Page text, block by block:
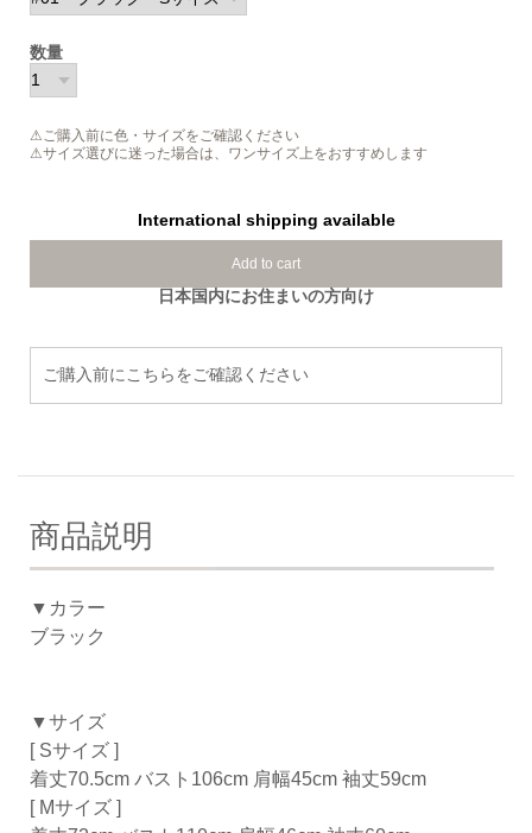
数量
⚠ご購入前に色・サイズをご確認ください
⚠サイズ選びに迷った場合は、ワンサイズ上をおすすめします
International shipping available
Add to cart
日本国内にお住まいの方向け
ご購入前にこちらをご確認ください
商品説明
▼カラー
ブラック
▼サイズ
[ Sサイズ ]
着丈70.5cm バスト106cm 肩幅45cm 袖丈59cm
[ Mサイズ ]